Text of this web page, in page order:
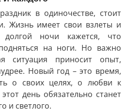
в одиночестве, стоит
Жизнь имеет свои взлеты и
ночи кажется, что
на ноги. Но важно
ситуация приносит опыт,
Новый год – это время,
о своих целях, о любви к
день обязательно станет
и светлого.